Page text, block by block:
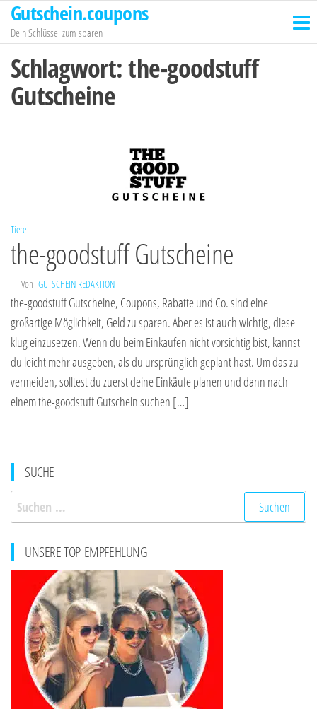
Zum
Inhalt
springen
Gutschein.coupons
Dein Schlüssel zum sparen
Schlagwort:the-goodstuff
Gutscheine
Tiere
the-goodstuff Gutscheine
Von GUTSCHEIN REDAKTION
the-goodstuff Gutscheine, Coupons, Rabatte und Co. sind eine
großartige Möglichkeit, Geld zu sparen. Aber es ist auch wichtig, diese
klug einzusetzen. Wenn du beim Einkaufen nicht vorsichtig bist, kannst
du leicht mehr ausgeben, als du ursprünglich geplant hast. Um das zu
vermeiden, solltest du zuerst deine Einkäufe planen und dann nach
einem the-goodstuff Gutschein suchen […]
SUCHE
Suchen
nach:
UNSERE TOP-EMPFEHLUNG